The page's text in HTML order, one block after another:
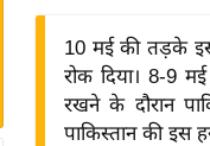
10 मई की तड़के
रोक दिया। 8-9
रखने के दौरान
पाकिस्तान की इस